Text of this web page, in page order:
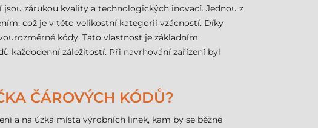
zárukou kvality a technologických inovací. Jednou z
což je v této velikostní kategorii vzácností. Díky
kódy. Tato vlastnost je základním
každodenní záležitostí. Při navrhování zařízení byl
ČÁROVÝCH KÓDŮ?
a na úzká místa výrobních linek, kam by se běžné